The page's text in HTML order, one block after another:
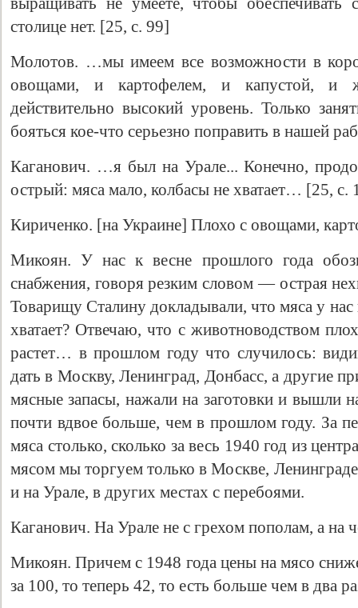
столице нет. [25, с. 99]
Молотов. …мы имеем все возможности в
овощами, и картофелем, и капустой, и
действительно высокий уровень. Только
бояться кое-что серьезно поправить в нашей
Каганович. …я был на Урале... Конечно,
острый: мяса мало, колбасы не хватает… [25, с.
Кириченко. [на Украине] Плохо с овощами,
Микоян. У нас к весне прошлого года
снабжения, говоря резким словом — острая
Товарищу Сталину докладывали, что мяса у нас
хватает? Отвечаю, что с животноводством
растет… в прошлом году что случилось:
дать в Москву, Ленинград, Донбасс, а другие
мясные запасы, нажали на заготовки и вышли
почти вдвое больше, чем в прошлом году. За
мяса столько, сколько за весь 1940 год из
мясом мы торгуем только в Москве,
и на Урале, в других местах с перебоями.
Каганович. На Урале не с грехом пополам, а на
Микоян. Причем с 1948 года цены на мясо
за 100, то теперь 42, то есть больше чем в два